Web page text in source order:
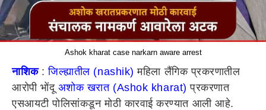
Ashok kharat case narkarn aware arrest
नाशिक:जिल्ह्यातील (nashik) महिला लैंगिक प्रकरणातील
आरोपी भोंदू अशोक खरात (Ashok kharat) प्रकरणात
एसआयटी पोलिसांकडून मोठी कारवाई करण्यात आली आहे.